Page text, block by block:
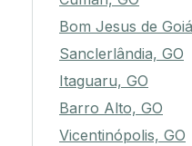
Bom Jesus de
Sanclerlândia, GO
Itaguaru, GO
Barro Alto, GO
Vicentinópolis, GO